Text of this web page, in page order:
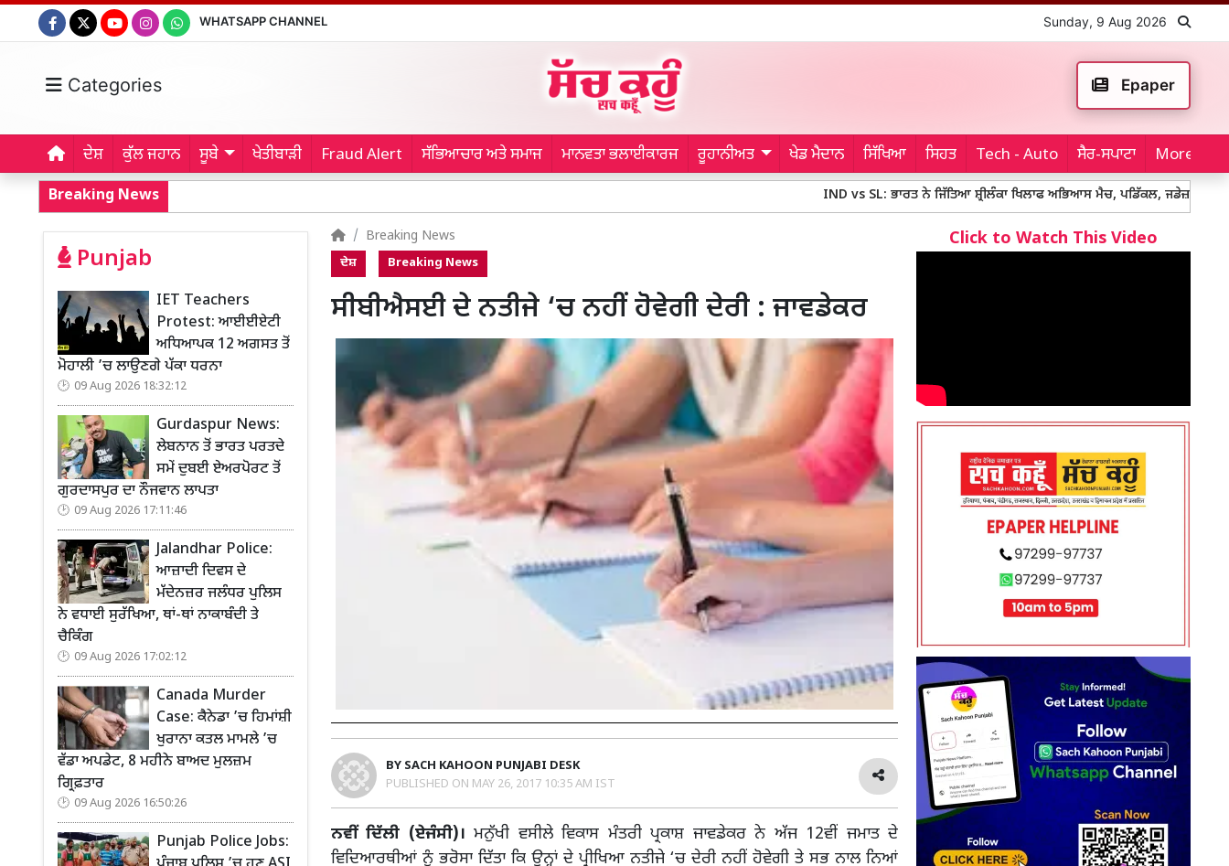
WHATSAPP CHANNEL Sunday, 9 Aug 2026
Categories Epaper
ਦੇਸ਼ ਕੁੱਲ ਜਹਾਨ ਸੂਬੇ ਖੇਤੀਬਾੜੀ Fraud Alert ਸੱਭਿਆਚਾਰ ਅਤੇ ਸਮਾਜ ਮਾਨਵਤਾ ਭਲਾਈਕਾਰਜ ਰੂਹਾਨੀਅਤ ਖੇਡ ਮੈਦਾਨ ਸਿੱਖਿਆ ਸਿਹਤ Tech - Auto ਸੈਰ-ਸਪਾਟਾ More...
Breaking News IND vs SL: ਭਾਰਤ ਨੇ ਜਿੱਤਿਆ ਸ਼੍ਰੀਲੰਕਾ ਖਿਲਾਫ ਅਭਿਆਸ ਮੈਚ, ਪਡਿੱਕਲ, ਜਡੇਜ਼ਾ ਤੇ ਜਾਇਸਵਾਲ ਚਮਕੇ
Punjab
IET Teachers
Protest: ਆਈਈਏਟੀ
ਅਧਿਆਪਕ 12 ਅਗਸਤ ਤੋਂ
ਮੋਹਾਲੀ ’ਚ ਲਾਉਣਗੇ ਪੱਕਾ ਧਰਨਾ
09 Aug 2026 18:32:12
Gurdaspur News:
ਲੇਬਨਾਨ ਤੋਂ ਭਾਰਤ ਪਰਤਦੇ
ਸਮੇਂ ਦੁਬਈ ਏਅਰਪੋਰਟ ਤੋਂ
ਗੁਰਦਾਸਪੁਰ ਦਾ ਨੌਜਵਾਨ ਲਾਪਤਾ
09 Aug 2026 17:11:46
Jalandhar Police:
ਆਜ਼ਾਦੀ ਦਿਵਸ ਦੇ
ਮੱਦੇਨਜ਼ਰ ਜਲੰਧਰ ਪੁਲਿਸ
ਨੇ ਵਧਾਈ ਸੁਰੱਖਿਆ, ਥਾਂ-ਥਾਂ ਨਾਕਾਬੰਦੀ ਤੇ
ਚੈਕਿੰਗ
09 Aug 2026 17:02:12
Canada Murder
Case: ਕੈਨੇਡਾ ’ਚ ਹਿਮਾਂਸ਼ੀ
ਖੁਰਾਨਾ ਕਤਲ ਮਾਮਲੇ ’ਚ
ਵੱਡਾ ਅਪਡੇਟ, 8 ਮਹੀਨੇ ਬਾਅਦ ਮੁਲਜ਼ਮ
ਗ੍ਰਿਫ਼ਤਾਰ
09 Aug 2026 16:50:26
Punjab Police Jobs:
Breaking News
ਦੇਸ਼ Breaking News
ਸੀਬੀਐਸਈ ਦੇ ਨਤੀਜੇ ‘ਚ ਨਹੀਂ ਹੋਵੇਗੀ ਦੇਰੀ : ਜਾਵਡੇਕਰ
BY SACH KAHOON PUNJABI DESK
PUBLISHED ON MAY 26, 2017 10:35 AM IST
ਨਵੀਂ ਦਿੱਲੀ (ਏਜੰਸੀ)।ਮਨੁੱਖੀ ਵਸੀਲੇ ਵਿਕਾਸ ਮੰਤਰੀ ਪ੍ਰਕਾਸ਼ ਜਾਵਡੇਕਰ ਨੇ ਅੱਜ 12ਵੀਂ ਜਮਾਤ ਦੇ
ਵਿਦਿਆਰਥੀਆਂ ਨੂੰ ਭਰੋਸਾ ਦਿੱਤਾ ਕਿ ਉਨ੍ਹਾਂ ਦੇ ਪ੍ਰੀਖਿਆ ਨਤੀਜੇ ‘ਚ ਦੇਰੀ ਨਹੀਂ ਹੋਵੇਗੀ ਤੇ ਸਭ ਨਾਲ ਨਿਆਂ
Click to Watch This Video